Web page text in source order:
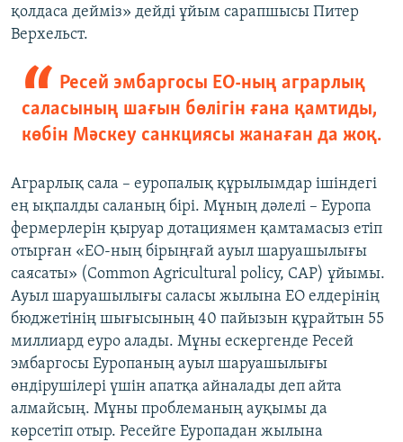
қолдаса дейміз» дейді ұйым сарапшысы Питер
Верхельст.
Ресей эмбаргосы ЕО-ның аграрлық
саласының шағын бөлігін ғана қамтиды,
көбін Мәскеу санкциясы жанаған да жоқ.
Аграрлық сала – еуропалық құрылымдар ішіндегі
ең ықпалды саланың бірі. Мұның дәлелі – Еуропа
фермерлерін қыруар дотациямен қамтамасыз етіп
отырған «ЕО-ның бірыңғай ауыл шаруашылығы
саясаты» (Common Agricultural policy, CAP) ұйымы.
Ауыл шаруашылығы саласы жылына ЕО елдерінің
бюджетінің шығысының 40 пайызын құрайтын 55
миллиард еуро алады. Мұны ескергенде Ресей
эмбаргосы Еуропаның ауыл шаруашылығы
өндірушілері үшін апатқа айналады деп айта
алмайсың. Мұны проблеманың ауқымы да
көрсетіп отыр. Ресейге Еуропадан жылына